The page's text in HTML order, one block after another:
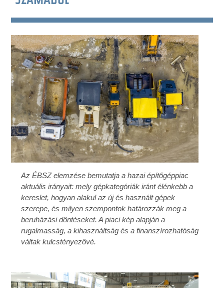
Az ÉBSZ elemzése bemutatja a hazai építőgéppiac
aktuális irányait: mely gépkategóriák iránt élénkebb a
kereslet, hogyan alakul az új és használt gépek
szerepe, és milyen szempontok határozzák meg a
beruházási döntéseket. A piaci kép alapján a
rugalmasság, a kihasználtság és a finanszírozhatóság
váltak kulcstényezővé.